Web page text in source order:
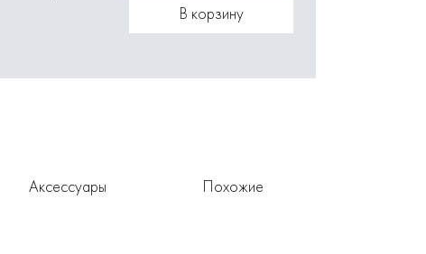
В корзину
Аксессуары Похожие